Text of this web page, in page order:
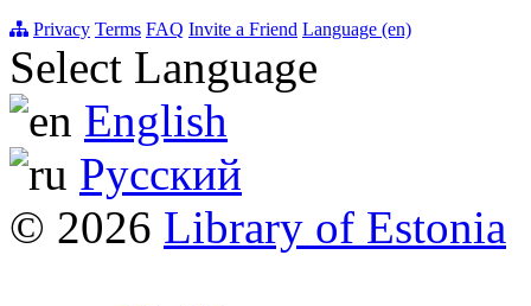
Privacy Terms FAQ Invite a Friend Language (en)
Select Language
English
Русский
© 2026 Library of Estonia